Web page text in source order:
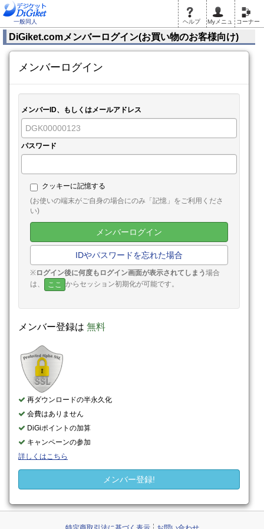
一般同人 ヘルプ Myメニュ コーナー
DiGiket.comメンバーログイン(お買い物のお客様向け)
メンバーログイン
メンバーID、もしくはメールアドレス
パスワード
クッキーに記憶する
(お使いの端末がご自身の場合にのみ「記憶」をご利用くださ
い)
メンバーログイン
IDやパスワードを忘れた場合
※ログイン後に何度もログイン画面が表示されてしまう場合
は、
ここ からセッション初期化が可能です。
メンバー登録は 無料
再ダウンロードの半永久化
会費はありません
DiGiポイントの加算
キャンペーンの参加
詳しくはこちら
メンバー登録!